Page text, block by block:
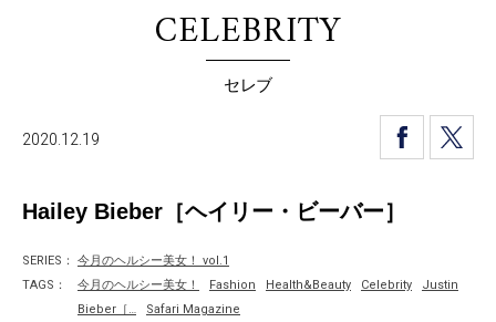
CELEBRITY
セレブ
2020.12.19
Hailey Bieber［ヘイリー・ビーバー］
SERIES：
今月のヘルシー美女！ vol.1
TAGS：
今月のヘルシー美女！ Fashion Health&Beauty Celebrity
Justin
Bieber［…
Safari Magazine